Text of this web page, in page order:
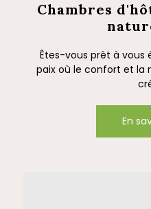
Chambres
Êtes-vous prêt à vous
paix où le confort et la
En